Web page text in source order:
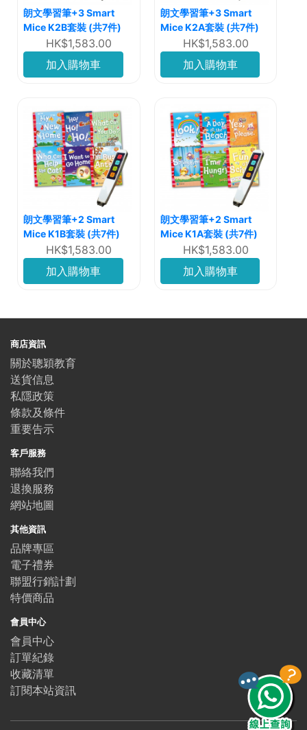
朗文學習筆+3 Smart
Mice K2B套裝 (共7件)
HK$1,583.00
加入購物車
朗文學習筆+3 Smart
Mice K2A套裝 (共7件)
HK$1,583.00
加入購物車
朗文學習筆+2 Smart
Mice K1B套裝 (共7件)
HK$1,583.00
加入購物車
朗文學習筆+2 Smart
Mice K1A套裝 (共7件)
HK$1,583.00
加入購物車
商店資訊
關於聰穎教育
送貨信息
私隱政策
條款及條件
重要告示
客戶服務
聯絡我們
退換服務
網站地圖
其他資訊
品牌專區
電子禮券
聯盟行銷計劃
特價商品
會員中心
會員中心
訂單紀錄
收藏清單
訂閱本站資訊